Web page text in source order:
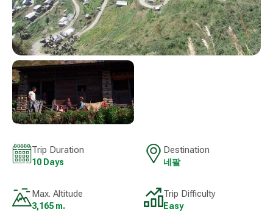
Trip Duration
10 Days
Destination
네팔
Max. Altitude
3,165 m.
Trip Difficulty
Easy